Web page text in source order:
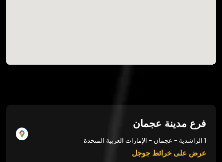
فرع مدينة عجمان
1 الراشدية - عجمان - الإمارات العربية المتحدة
عرض على خرائط جوجل